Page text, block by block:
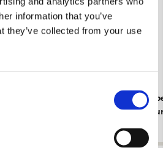
information that you’ve
they’ve collected from your use
Dieren,
€ 2,99